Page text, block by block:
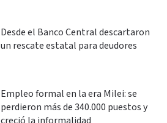
Desde el Banco Central descartaron
un rescate estatal para deudores
Empleo formal en la era Milei: se
perdieron más de 340.000 puestos y